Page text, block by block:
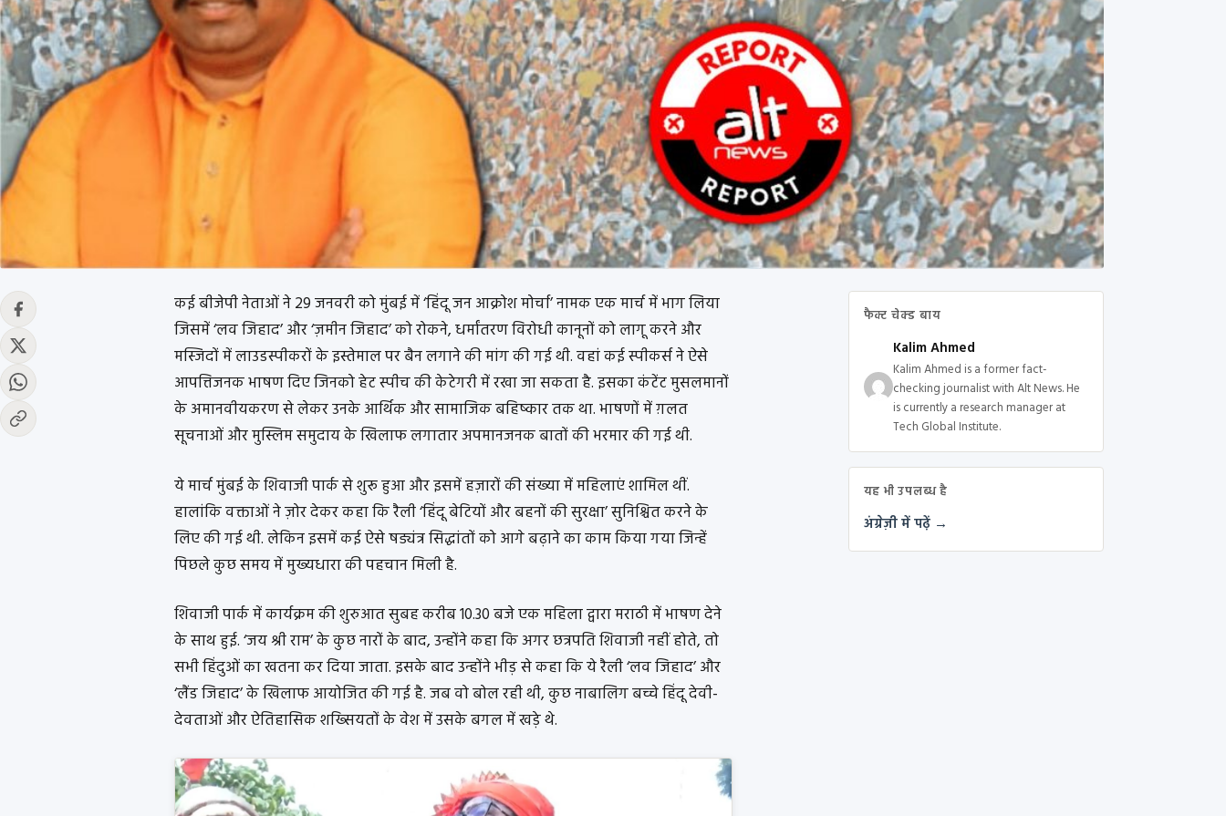
कई बीजेपी नेताओं ने 29 जनवरी को मुंबई में ‘हिंदू जन आक्रोश मोर्चा’ नामक एक मार्च में भाग लिया
जिसमें ‘लव जिहाद’ और ‘ज़मीन जिहाद’ को रोकने, धर्मांतरण विरोधी कानूनों को लागू करने और
मस्जिदों में लाउडस्पीकरों के इस्तेमाल पर बैन लगाने की मांग की गई थी. वहां कई स्पीकर्स ने ऐसे
आपत्तिजनक भाषण दिए जिनको हेट स्पीच की केटेगरी में रखा जा सकता है. इसका कंटेंट मुसलमानों
के अमानवीयकरण से लेकर उनके आर्थिक और सामाजिक बहिष्कार तक था. भाषणों में ग़लत
सूचनाओं और मुस्लिम समुदाय के खिलाफ लगातार अपमानजनक बातों की भरमार की गई थी.
ये मार्च मुंबई के शिवाजी पार्क से शुरू हुआ और इसमें हज़ारों की संख्या में महिलाएं शामिल थीं.
हालांकि वक्ताओं ने ज़ोर देकर कहा कि रैली ‘हिंदू बेटियों और बहनों की सुरक्षा’ सुनिश्चित करने के
लिए की गई थी. लेकिन इसमें कई ऐसे षड्यंत्र सिद्धांतों को आगे बढ़ाने का काम किया गया जिन्हें
पिछले कुछ समय में मुख्यधारा की पहचान मिली है.
शिवाजी पार्क में कार्यक्रम की शुरुआत सुबह करीब 10.30 बजे एक महिला द्वारा मराठी में भाषण देने
के साथ हुई. ‘जय श्री राम’ के कुछ नारों के बाद, उन्होंने कहा कि अगर छत्रपति शिवाजी नहीं होते, तो
सभी हिंदुओं का खतना कर दिया जाता. इसके बाद उन्होंने भीड़ से कहा कि ये रैली ‘लव जिहाद’ और
‘लैंड जिहाद’ के खिलाफ आयोजित की गई है. जब वो बोल रही थी, कुछ नाबालिग बच्चे हिंदू देवी-
देवताओं और ऐतिहासिक शख्सियतों के वेश में उसके बगल में खड़े थे.
फैक्ट चेक्ड बाय
Kalim Ahmed
Kalim Ahmed is a former fact-
checking journalist with Alt News. He
is currently a research manager at
Tech Global Institute.
यह भी उपलब्ध है
अंग्रेज़ी में पढ़ें →